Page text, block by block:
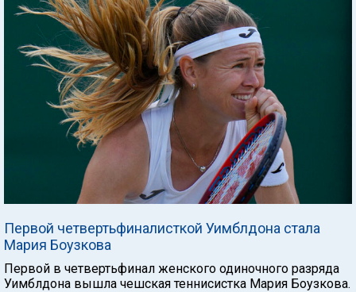
Первой четвертьфиналисткой Уимблдона стала
Мария Боузкова
Первой в четвертьфинал женского одиночного разряда
Уимблдона вышла чешская теннисистка Мария Боузкова.